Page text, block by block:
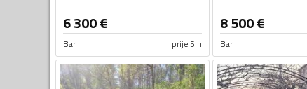
6 300€
Bar prije 5 h
8 500€
Bar